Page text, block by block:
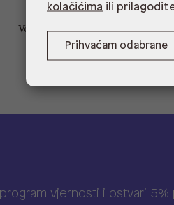
Veličina: L
vjernosti i ostvari 5%
kolačićima ili
Prihvaćam odabrane